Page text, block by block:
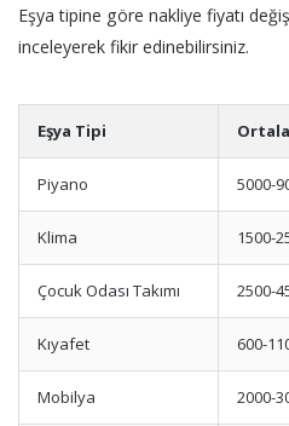
Eşya tipine göre nakliye fiyatı
inceleyerek fikir edinebilirsiniz.
Eşya Tipi
Piyano 5000-
Klima 1500-
Çocuk Odası Takımı 2500-
Kıyafet 600-
Mobilya 2000-